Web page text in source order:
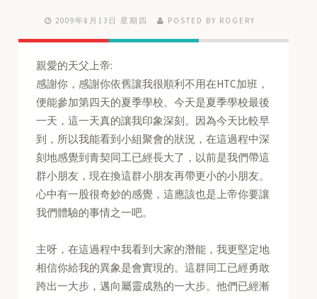
2009年8月13日 星期四 POSTED BY ROGERY
親愛的天父上帝:
感謝你，感謝你依舊讓我很順利不用在HTC加班，
便能參加第四天的夏季學校。今天是夏季學校最後
一天，這一天真的讓我印象深刻。因為今天比較早
到，所以我能看到小組聚會的狀況，在這過程中深
刻地感覺到青契同工已經長大了，以前是我們帶這
群小朋友，現在換這群小朋友再帶更小的小朋友。
心中有一股很奇妙的感覺，這應該也是上帝你要讓
我們體驗的事情之一吧。
主呀，在這過程中我看到大家的潛能，我更堅定地
相信你給我的異象是會實現的。這群同工已經勇敢
跨出一大步，邁向屬靈成熟的一大步。他們已經漸